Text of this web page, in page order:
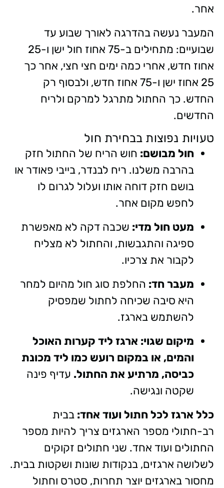
אחר.
המעבר נעשה בהדרגה לאורך שבוע עד
שבועיים: מתחילים ב-75 אחוז חול ישן ו-25
אחוז חדש, אחרי כמה ימים חצי חצי, אחר כך
25 אחוז ישן ו-75 אחוז חדש, ולבסוף רק
החדש. כך החתול מתרגל למרקם ולריח
החדשים.
טעויות נפוצות בבחירת חול
חול מבושם: חוש הריח של החתול חזק
בהרבה משלנו. ריח לבנדר, בייבי פאודר או
בושם חזק דוחה אותו ועלול לגרום לו
לחפש מקום אחר.
מעט חול מדי: שכבה דקה לא מאפשרת
ספיגה והתגבשות, והחתול לא מצליח
לקבור את צרכיו.
מעבר חד: החלפת סוג חול מהיום למחר
היא סיבה שכיחה לחתול שמפסיק
להשתמש בארגז.
מיקום שגוי: ארגז ליד קערות האוכל
והמים, או במקום רועש כמו ליד מכונת
כביסה, מרתיע את החתול. עדיף פינה
שקטה ונגישה.
כלל ארגז לכל חתול ועוד אחד: בבית
רב-חתולי מספר הארגזים צריך להיות מספר
החתולים ועוד אחד. שני חתולים זקוקים
לשלושה ארגזים, בנקודות שונות ושקטות בבית.
מחסור בארגזים יוצר תחרות, סטרס וחתול